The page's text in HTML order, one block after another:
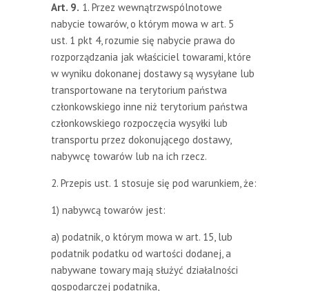
Art. 9. 1. Przez wewnątrzwspólnotowe
nabycie towarów, o którym mowa w art. 5
ust. 1 pkt 4, rozumie się nabycie prawa do
rozporządzania jak właściciel towarami, które
w wyniku dokonanej dostawy są wysyłane lub
transportowane na terytorium państwa
członkowskiego inne niż terytorium państwa
członkowskiego rozpoczęcia wysyłki lub
transportu przez dokonującego dostawy,
nabywcę towarów lub na ich rzecz.
2. Przepis ust. 1 stosuje się pod warunkiem, że:
1) nabywcą towarów jest:
a) podatnik, o którym mowa w art. 15, lub
podatnik podatku od wartości dodanej, a
nabywane towary mają służyć działalności
gospodarczej podatnika,